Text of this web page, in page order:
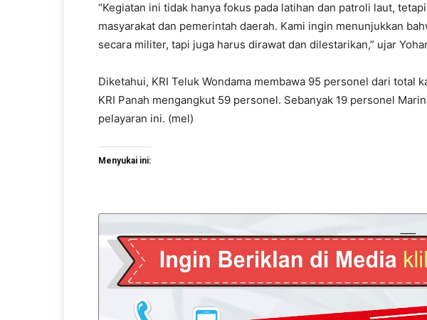
“Kegiatan ini tidak hanya fokus pada latihan dan patroli laut,
masyarakat dan pemerintah daerah. Kami ingin menunjukkan
secara militer, tapi juga harus dirawat dan dilestarikan,” ujar
Diketahui, KRI Teluk Wondama membawa 95 personel dari total
KRI Panah mengangkut 59 personel. Sebanyak 19 personel
pelayaran ini. (mel)
Menyukai ini: